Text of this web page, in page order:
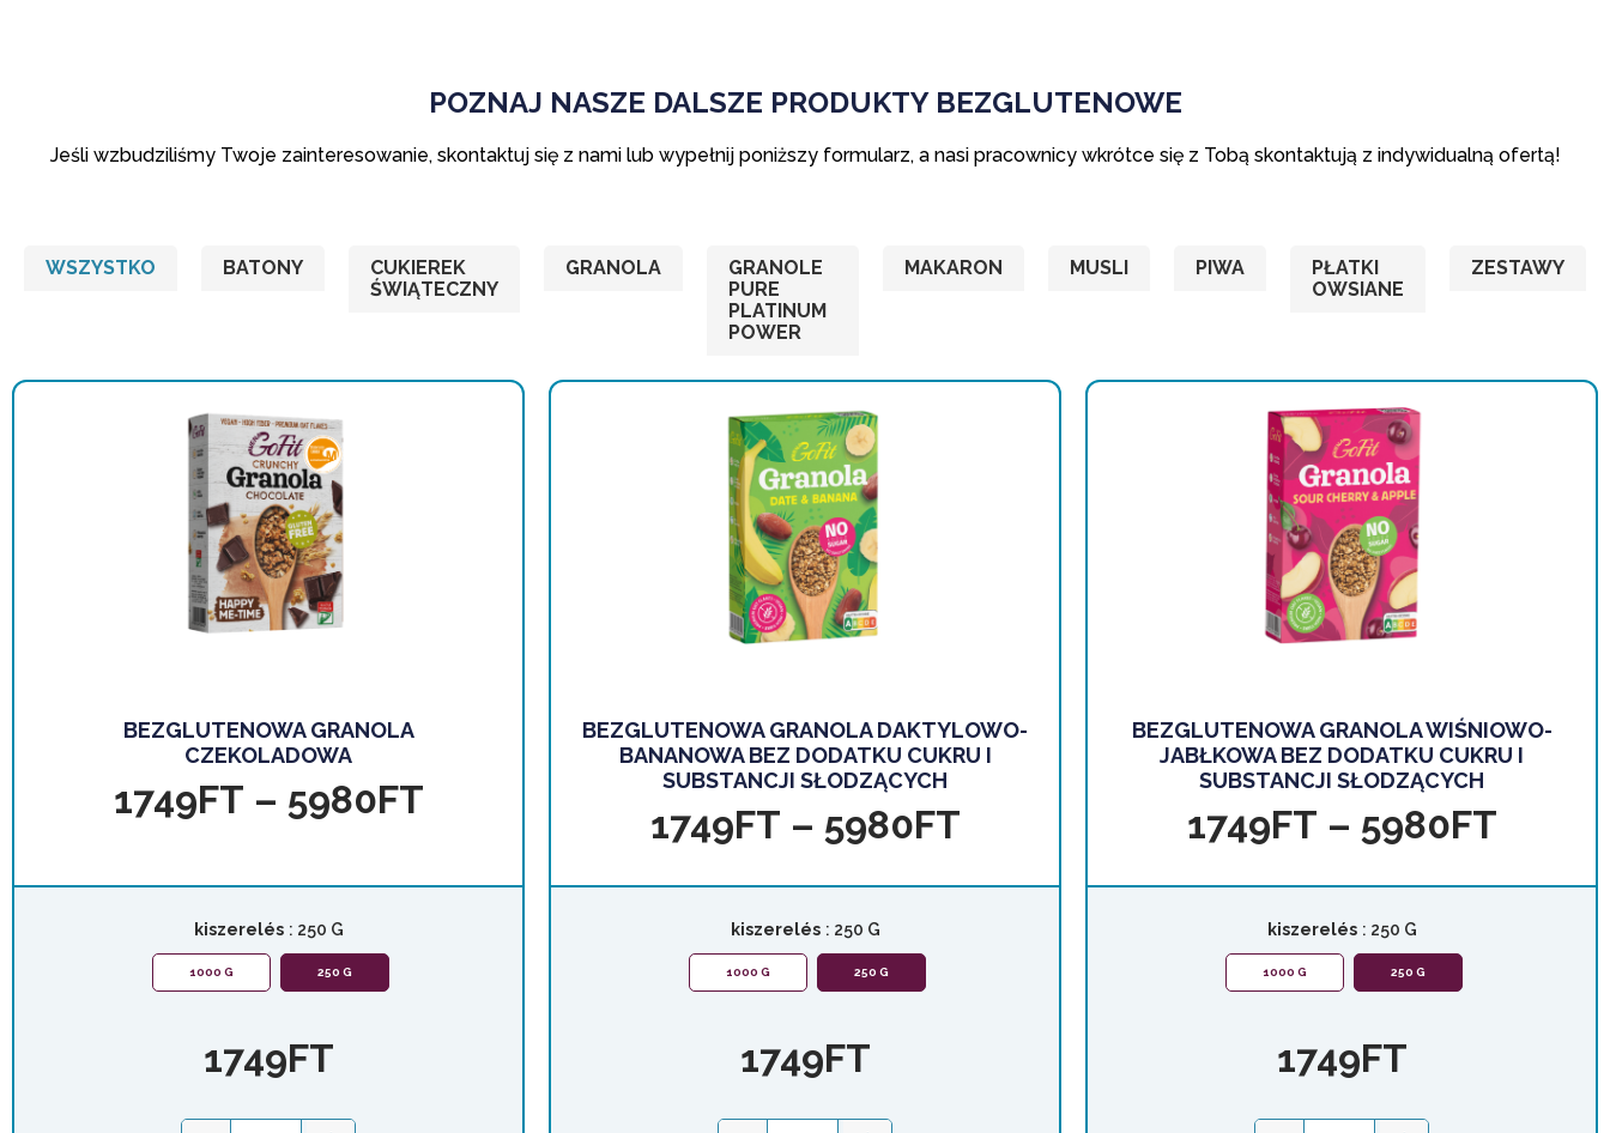
POZNAJ NASZE DALSZE PRODUKTY BEZGLUTENOWE
Jeśli wzbudziliśmy Twoje zainteresowanie, skontaktuj się z nami lub wypełnij poniższy formularz, a nasi pracownicy wkrótce się z Tobą skontaktują z indywidualną ofertą!
WSZYSTKO BATONY
CUKIEREK
ŚWIĄTECZNY
GRANOLA
GRANOLE
PURE
PLATINUM
POWER
MAKARON MUSLI PIWA
PŁATKI
OWSIANE
ZESTAWY
BEZGLUTENOWA GRANOLA
CZEKOLADOWA
1749FT – 5980FT
kiszerelés : 250 G
1000 G 250 G
1749FT
BEZGLUTENOWA GRANOLA DAKTYLOWO-
BANANOWA BEZ DODATKU CUKRU I
SUBSTANCJI SŁODZĄCYCH
1749FT – 5980FT
kiszerelés : 250 G
1000 G 250 G
1749FT
BEZGLUTENOWA GRANOLA WIŚNIOWO-
JABŁKOWA BEZ DODATKU CUKRU I
SUBSTANCJI SŁODZĄCYCH
1749FT – 5980FT
kiszerelés : 250 G
1000 G 250 G
1749FT